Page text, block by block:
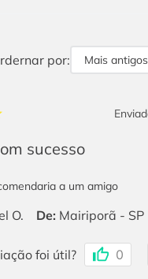
por: Mais
sucesso
a um amigo
O. De: Mairiporã - SP
foi útil? 0